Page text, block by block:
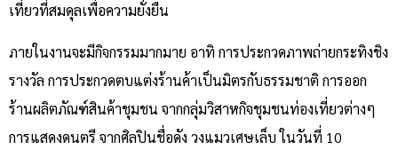
เที่ยวที่สมดุลเพื่อความยั่งยืน
ภายในงานจะมีกิจกรรมมากมาย อาทิ การประกวดภาพถ่ายกระทิงชิง
รางวัล การประกวดตบแต่งร้านค้าเป็นมิตรกับธรรมชาติ การออก
ร้านผลิตภัณฑ์สินค้าชุมชน จากกลุ่มวิสาหกิจชุมชนท่องเที่ยวต่างๆ
การแสดงดนตรี จากศิลปินชื่อดัง วงแมวเศษเล็บ ในวันที่ 10